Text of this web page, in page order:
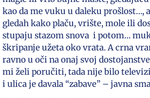
kao da me vuku u daleku prošlost…,
gledah kako plaču, vrište, mole ili
stupaju stazom snova i potom…
škripanje užeta oko vrata. A crna
ravno u oči na onaj svoj
mi želi poručiti, tada nije bilo
i ulica je davala “zabave” – javna